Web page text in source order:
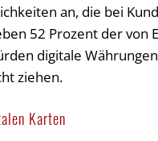
an, die bei
52 Prozent der von
digitale
ziehen.
Karten